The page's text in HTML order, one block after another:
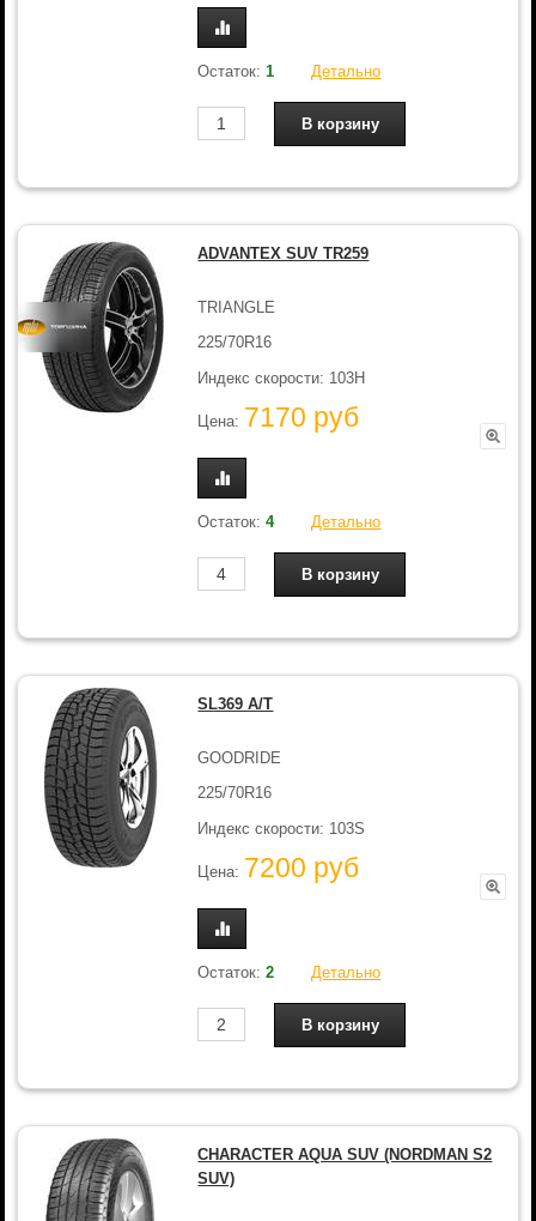
Остаток: 1 Детально
ADVANTEX SUV TR259
TRIANGLE
225/70R16
Индекс скорости: 103H
Цена: 7170 руб
Остаток:4 Детально
SL369 A/T
GOODRIDE
225/70R16
Индекс скорости: 103S
Цена: 7200 руб
Остаток:2 Детально
CHARACTER AQUA SUV (NORDMAN S2
SUV)